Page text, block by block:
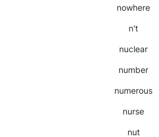
nowhere
n't
nuclear
number
numerous
nurse
nut